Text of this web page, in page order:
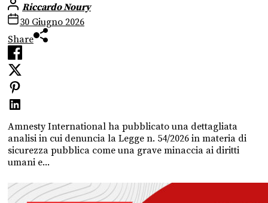
Riccardo Noury
30 Giugno 2026
Share
Amnesty International ha pubblicato una dettagliata
analisi in cui denuncia la Legge n. 54/2026 in materia di
sicurezza pubblica come una grave minaccia ai diritti
umani e...